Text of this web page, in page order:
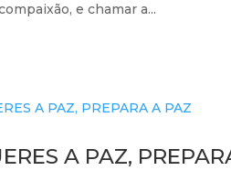
e chamar a...
A PAZ,